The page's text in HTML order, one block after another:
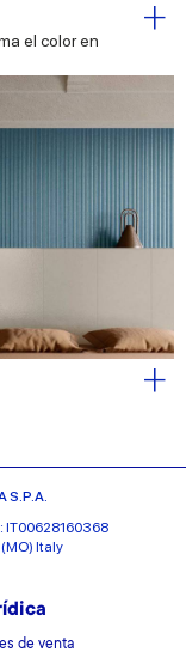
el color en
S.P.A.
IT00628160368
Italy
de venta